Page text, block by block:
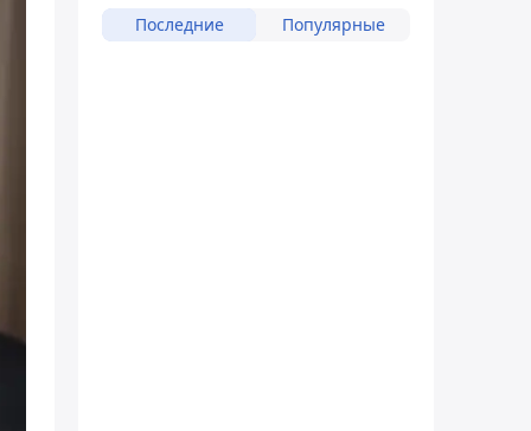
Последние Популярные